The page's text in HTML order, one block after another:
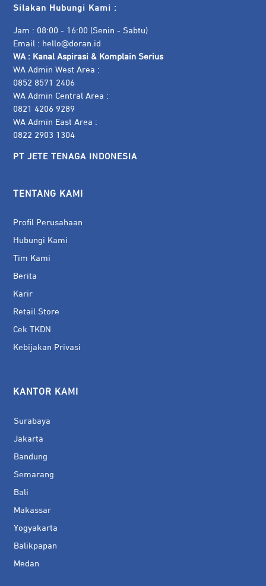
Silakan Hubungi Kami :
Jam : 08:00 - 16:00 (Senin - Sabtu)
Email : hello@doran.id
WA : Kanal Aspirasi & Komplain Serius
WA Admin West Area :
0852 8571 2406
WA Admin Central Area :
0821 4206 9289
WA Admin East Area :
0822 2903 1304
PT JETE TENAGA INDONESIA
TENTANG KAMI
Profil Perusahaan
Hubungi Kami
Tim Kami
Berita
Karir
Retail Store
Cek TKDN
Kebijakan Privasi
KANTOR KAMI
Surabaya
Jakarta
Bandung
Semarang
Bali
Makassar
Yogyakarta
Balikpapan
Medan